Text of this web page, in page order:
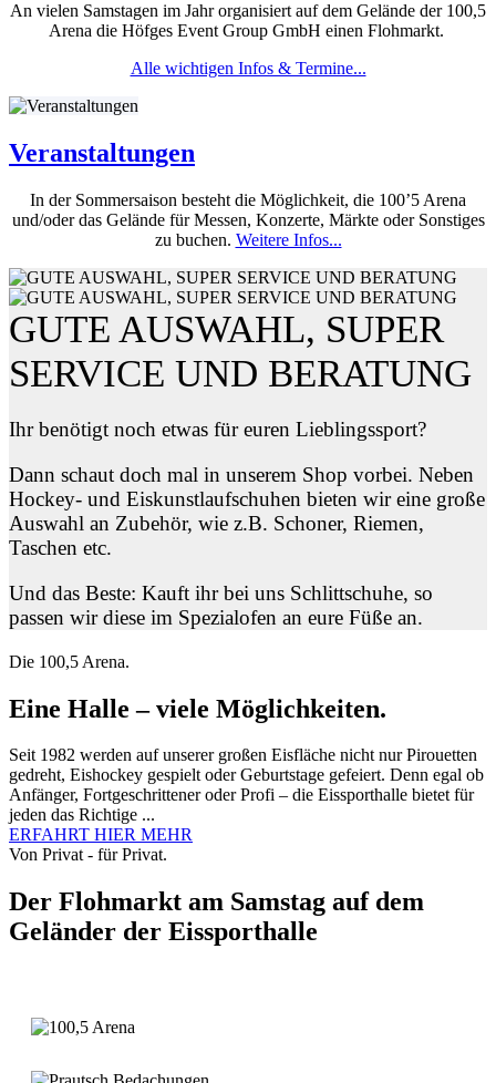
An vielen Samstagen im Jahr organisiert auf dem Gelände der 100,5
Arena die Höfges Event Group GmbH einen Flohmarkt.
Alle wichtigen Infos & Termine...
Veranstaltungen
In der Sommersaison besteht die Möglichkeit, die 100’5 Arena
und/oder das Gelände für Messen, Konzerte, Märkte oder Sonstiges
zu buchen. Weitere Infos...
GUTE AUSWAHL, SUPER
SERVICE UND BERATUNG
Ihr benötigt noch etwas für euren Lieblingssport?
Dann schaut doch mal in unserem Shop vorbei. Neben
Hockey- und Eiskunstlaufschuhen bieten wir eine große
Auswahl an Zubehör, wie z.B. Schoner, Riemen,
Taschen etc.
Und das Beste: Kauft ihr bei uns Schlittschuhe, so
passen wir diese im Spezialofen an eure Füße an.
Die 100,5 Arena.
Eine Halle – viele Möglichkeiten.
Seit 1982 werden auf unserer großen Eisfläche nicht nur Pirouetten
gedreht, Eishockey gespielt oder Geburtstage gefeiert. Denn egal ob
Anfänger, Fortgeschrittener oder Profi – die Eissporthalle bietet für
jeden das Richtige ...
ERFAHRT HIER MEHR
Von Privat - für Privat.
Der Flohmarkt am Samstag auf dem
Geländer der Eissporthalle